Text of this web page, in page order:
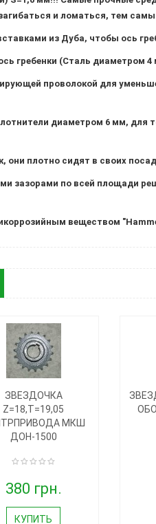
и ломаться, тем
из Дуба, чтобы ось
гребенки (Сталь диаметром 4
проволокой для
диаметром 6 мм, для
они плотно сидят в своих
зазорами по всей площади
веществом
ЗВЕЗДОЧКА
Z=18,T=19,05
МКШ
ДОН-1500
380 грн.
КУПИТЬ